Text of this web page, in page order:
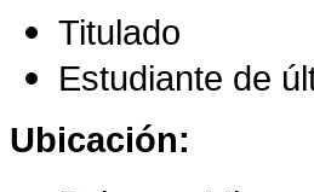
Titulado
Estudiante de
Ubicación: